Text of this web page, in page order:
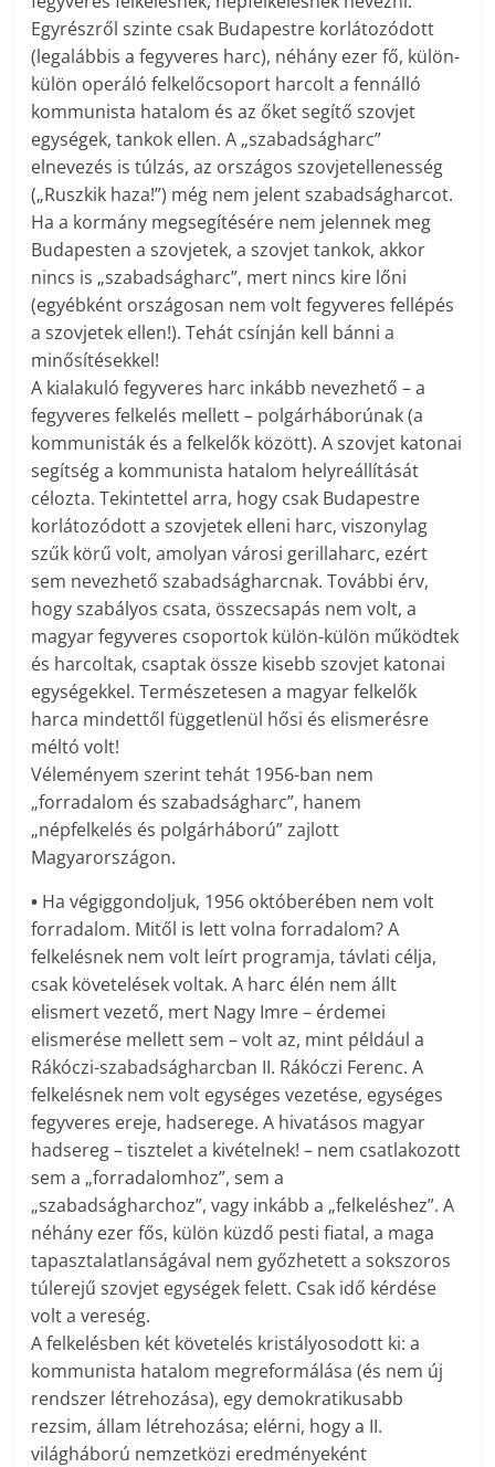
Egyrészről szinte csak Budapestre korlátozódott
(legalábbis a fegyveres harc), néhány ezer fő, külön-
külön operáló felkelőcsoport harcolt a fennálló
kommunista hatalom és az őket segítő szovjet
egységek, tankok ellen. A „szabadságharc”
elnevezés is túlzás, az országos szovjetellenesség
(„Ruszkik haza!”) még nem jelent szabadságharcot.
Ha a kormány megsegítésére nem jelennek meg
Budapesten a szovjetek, a szovjet tankok, akkor
nincs is „szabadságharc”, mert nincs kire lőni
(egyébként országosan nem volt fegyveres fellépés
a szovjetek ellen!). Tehát csínján kell bánni a
minősítésekkel!
A kialakuló fegyveres harc inkább nevezhető – a
fegyveres felkelés mellett – polgárháborúnak (a
kommunisták és a felkelők között). A szovjet katonai
segítség a kommunista hatalom helyreállítását
célozta. Tekintettel arra, hogy csak Budapestre
korlátozódott a szovjetek elleni harc, viszonylag
szűk körű volt, amolyan városi gerillaharc, ezért
sem nevezhető szabadságharcnak. További érv,
hogy szabályos csata, összecsapás nem volt, a
magyar fegyveres csoportok külön-külön működtek
és harcoltak, csaptak össze kisebb szovjet katonai
egységekkel. Természetesen a magyar felkelők
harca mindettől függetlenül hősi és elismerésre
méltó volt!
Véleményem szerint tehát 1956-ban nem
„forradalom és szabadságharc”, hanem
„népfelkelés és polgárháború” zajlott
Magyarországon.
• Ha végiggondoljuk, 1956 októberében nem volt
forradalom. Mitől is lett volna forradalom? A
felkelésnek nem volt leírt programja, távlati célja,
csak követelések voltak. A harc élén nem állt
elismert vezető, mert Nagy Imre – érdemei
elismerése mellett sem – volt az, mint például a
Rákóczi-szabadságharcban II. Rákóczi Ferenc. A
felkelésnek nem volt egységes vezetése, egységes
fegyveres ereje, hadserege. A hivatásos magyar
hadsereg – tisztelet a kivételnek! – nem csatlakozott
sem a „forradalomhoz”, sem a
„szabadságharchoz”, vagy inkább a „felkeléshez”. A
néhány ezer fős, külön küzdő pesti fiatal, a maga
tapasztalatlanságával nem győzhetett a sokszoros
túlerejű szovjet egységek felett. Csak idő kérdése
volt a vereség.
A felkelésben két követelés kristályosodott ki: a
kommunista hatalom megreformálása (és nem új
rendszer létrehozása), egy demokratikusabb
rezsim, állam létrehozása; elérni, hogy a II.
világháború nemzetközi eredményeként